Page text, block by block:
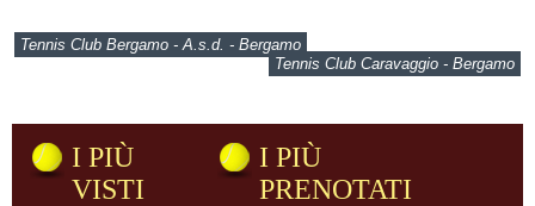
Tennis Club Bergamo - A.s.d. - Bergamo
Tennis Club Caravaggio - Bergamo
I PIÙ
VISTI
I PIÙ
PRENOTATI